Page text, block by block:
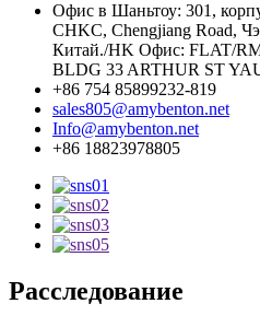
Офис в Шаньтоу: 301,
CHKC, Chengjiang Road,
Китай./HK Офис: FLAT/
BLDG 33 ARTHUR ST
+86 754 85899232-819
sales805@amybenton.net
Info@amybenton.net
+86 18823978805
Расследование